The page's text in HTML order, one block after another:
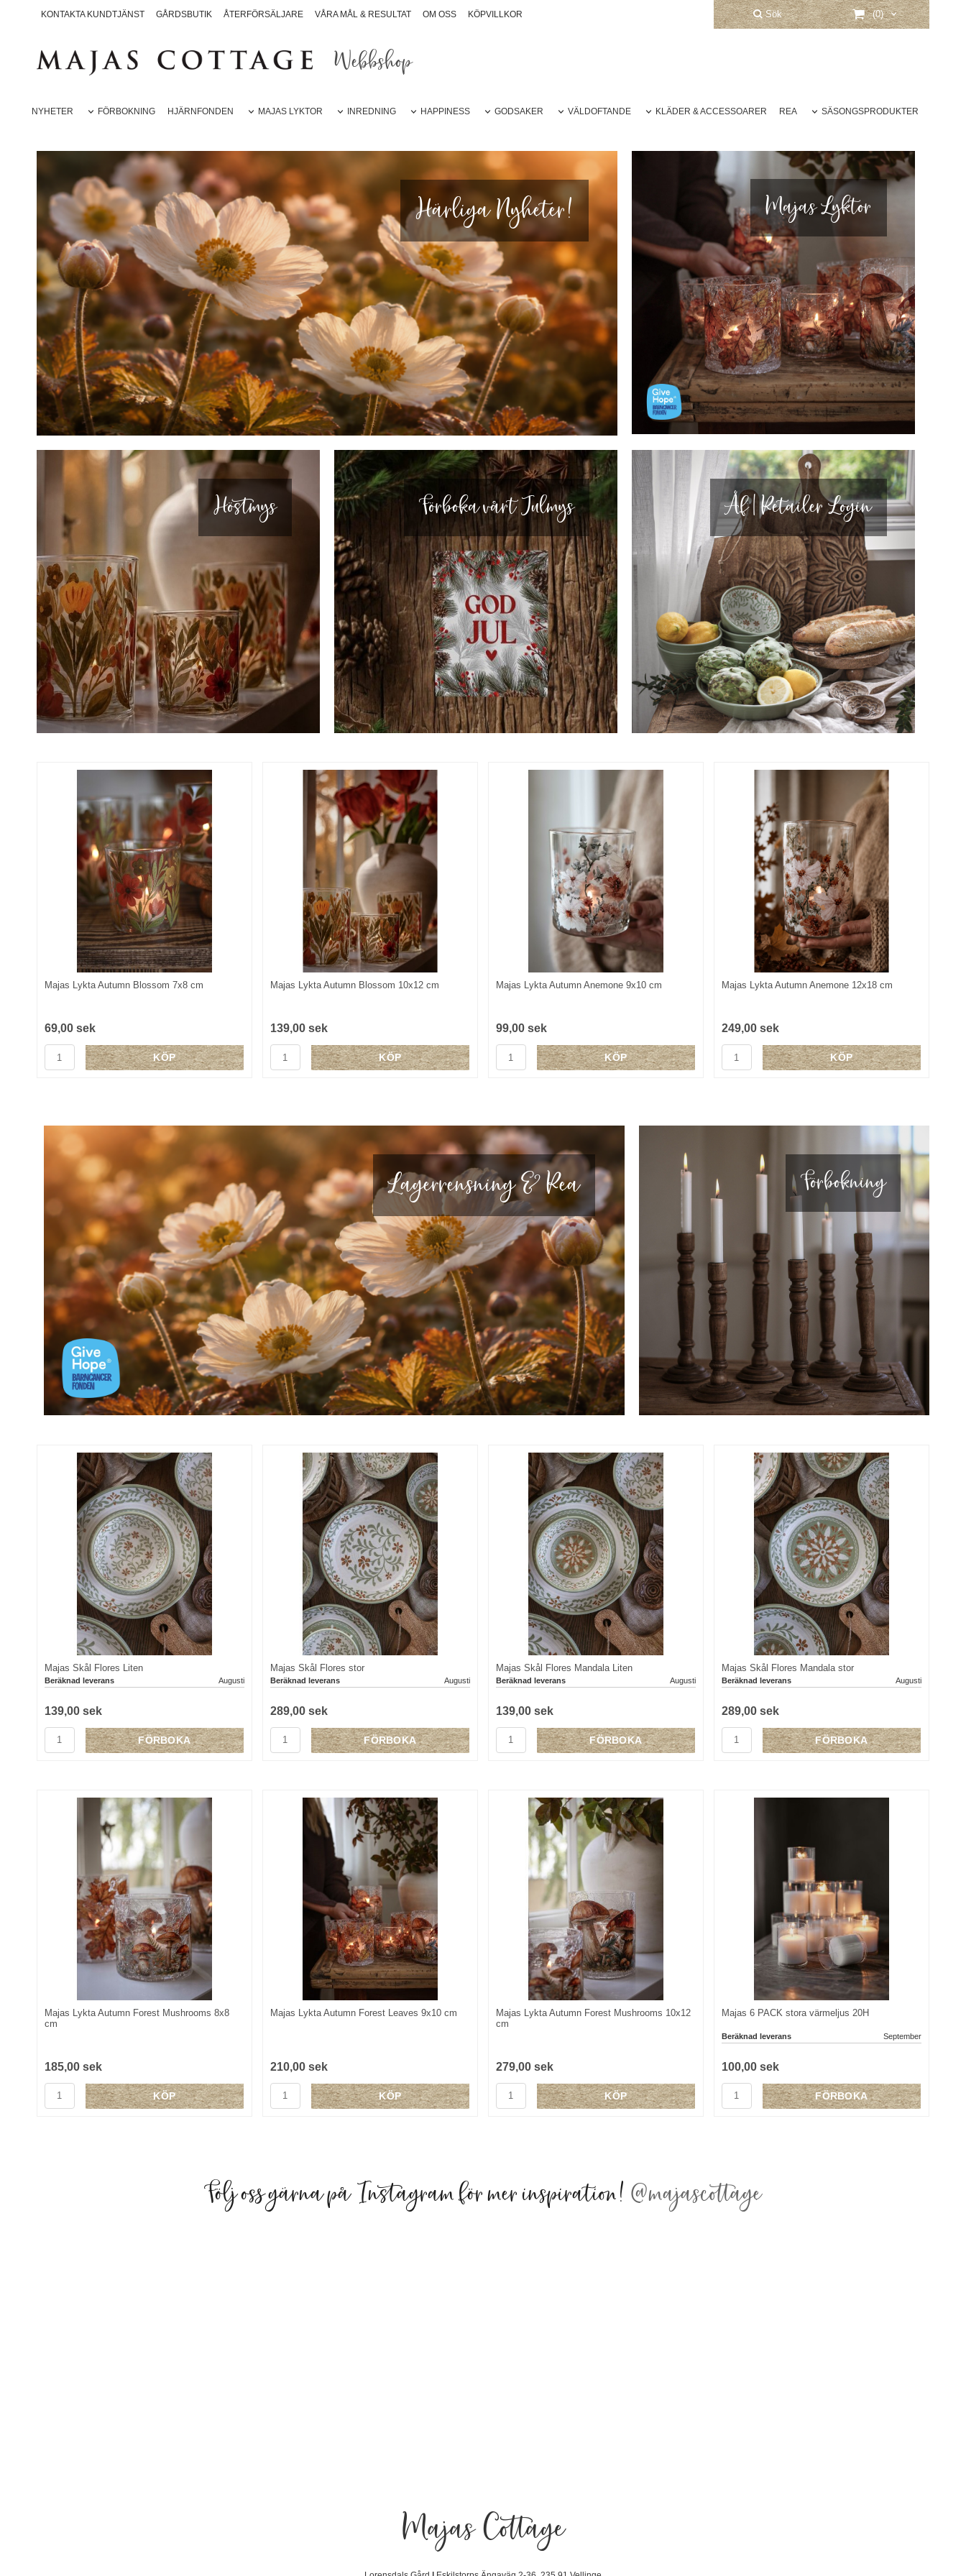
KONTAKTA KUNDTJÄNST GÅRDSBUTIK ÅTERFÖRSÄLJARE VÅRA MÅL & RESULTAT OM OSS KÖPVILLKOR Sök (0)
Webbshop
NYHETER FÖRBOKNING HJÄRNFONDEN MAJAS LYKTOR INREDNING HAPPINESS GODSAKER VÄLDOFTANDE KLÄDER & ACCESSOARER REA SÄSONGSPRODUKTER
Härliga Nyheter! Majas Lyktor
Höstmys Förboka vårt Julmys Åf | Retailer Login
Majas Lykta Autumn Blossom 7x8 cm
69,00 sek
KÖP
Majas Lykta Autumn Blossom 10x12 cm
139,00 sek
KÖP
Majas Lykta Autumn Anemone 9x10 cm
99,00 sek
KÖP
Majas Lykta Autumn Anemone 12x18 cm
249,00 sek
KÖP
Lagerrensning & Rea Förbokning
Majas Skål Flores Liten
Beräknad leverans Augusti
139,00 sek
FÖRBOKA
Majas Skål Flores stor
Beräknad leverans Augusti
289,00 sek
FÖRBOKA
Majas Skål Flores Mandala Liten
Beräknad leverans Augusti
139,00 sek
FÖRBOKA
Majas Skål Flores Mandala stor
Beräknad leverans Augusti
289,00 sek
FÖRBOKA
Majas Lykta Autumn Forest Mushrooms 8x8
cm
185,00 sek
KÖP
Majas Lykta Autumn Forest Leaves 9x10 cm
210,00 sek
KÖP
Majas Lykta Autumn Forest Mushrooms 10x12
cm
279,00 sek
KÖP
Majas 6 PACK stora värmeljus 20H
Beräknad leverans September
100,00 sek
FÖRBOKA
Följ oss gärna på Instagram för mer inspiration!@majascottage
Majas Cottage